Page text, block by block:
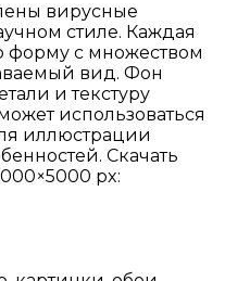
вирусные
стиле. Каждая
форму с множеством
вид. Фон
и текстуру
использоваться
иллюстрации
Скачать
px: